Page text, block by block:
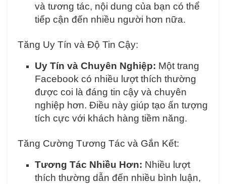
và tương tác, nội dung của bạn có thể
tiếp cận đến nhiều người hơn nữa.
Tăng Uy Tín và Độ Tin Cậy:
Uy Tín và Chuyên Nghiệp: Một trang
Facebook có nhiều lượt thích thường
được coi là đáng tin cậy và chuyên
nghiệp hơn. Điều này giúp tạo ấn tượng
tích cực với khách hàng tiềm năng.
Tăng Cường Tương Tác và Gắn Kết:
Tương Tác Nhiều Hơn: Nhiều lượt
thích thường dẫn đến nhiều bình luận,